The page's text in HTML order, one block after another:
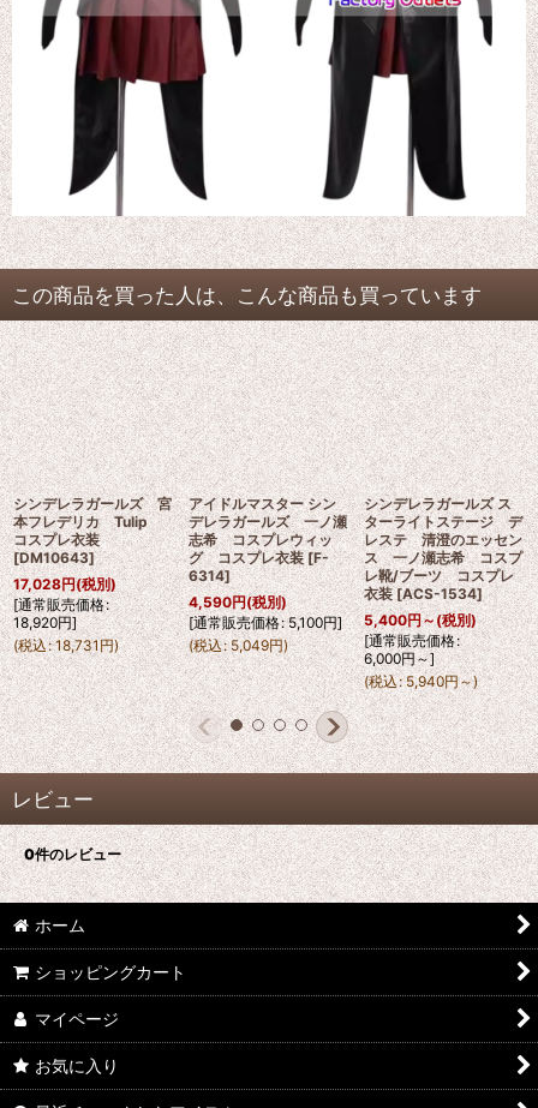
この商品を買った人は、こんな商品も買っています
シンデレラガールズ 宮
本フレデリカ Tulip
コスプレ衣装
[DM10643]
17,028円(税別)
[通常販売価格:
18,920円]
(税込: 18,731 円)
アイドルマスター シン
デレラガールズ 一ノ瀬
志希 コスプレウィッ
グ コスプレ衣装 [F-
6314]
4,590円(税別)
[通常販売価格: 5,100円]
(税込: 5,049円)
シンデレラガールズ ス
ターライトステージ デ
レステ 清澄のエッセン
ス 一ノ瀬志希 コスプ
レ靴/ブーツ コスプレ
衣装 [ACS-1534]
5,400円～(税別)
[通常販売価格:
6,000円～]
(税込: 5,940円～)
レビュー
0件のレビュー
ホーム
ショッピングカート
マイページ
お気に入り